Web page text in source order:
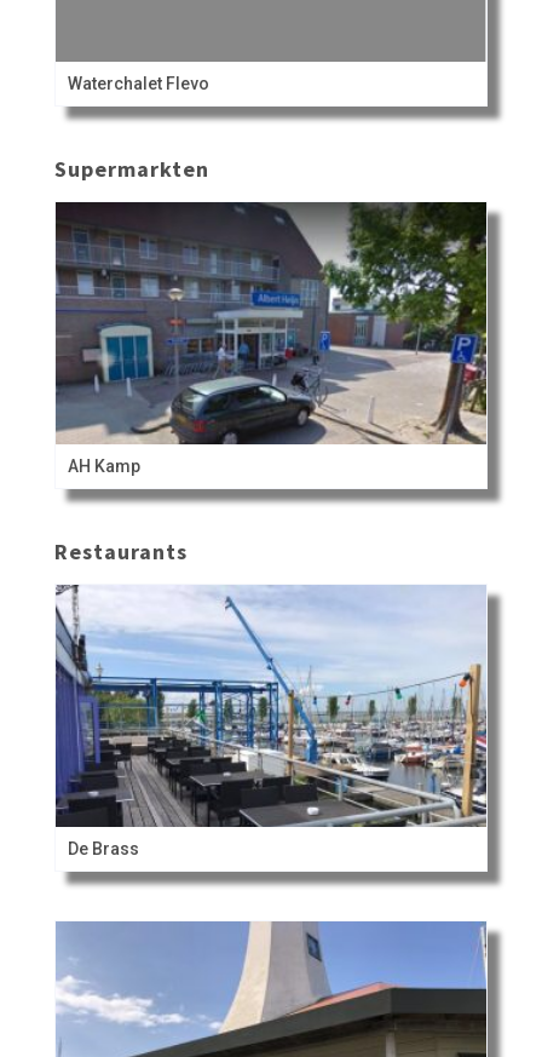
Waterchalet Flevo
Supermarkten
AH Kamp
Restaurants
De Brass